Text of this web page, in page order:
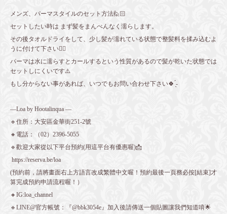
メンズ、パーマスタイルのセット方法🙋🏻
セットしたい時は まず髪をまんべんなく濡らします。
その後タオルドライをして、少し髪が濡れている状態で整髪料を揉み込むよ
うに付けて下さい👌🏻
パーマは水に濡らすとカールするという性質があるので髪が乾いた状態では
セットしにくいです⚠️
もし分からない事があれば、いつでもお問い合わせ下さい🍀 ̖́-
—Loa by Hootalinqua —
🔹住所：大安區金華街251-2號
🔸電話：（02）2396-5055
🔹歡迎大家從以下平台預約(用這平台有優惠喔)📩
https://reserva.be/loa
(預約前，請將畫面右上方語言改成繁體中文喔！預約最後一頁務必按[結束]才
算完成預約申請流程喔！）
🔸IG:loa_channel
🔹LINE@官方帳號：『@bbk3054e』加入後請傳送一個貼圖讓我們知道唷🌟